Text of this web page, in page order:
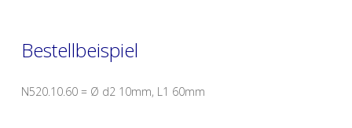
Bestellbeispiel
N520.10.60 = Ø d2 10mm, L1 60mm